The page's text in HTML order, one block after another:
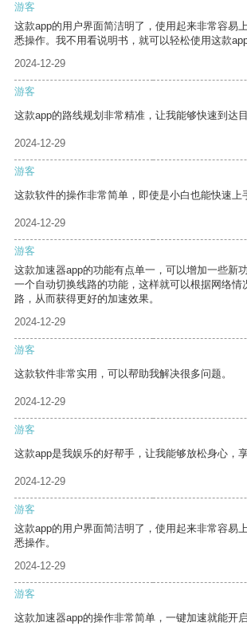
游客
这款app的用户界面简洁明了，使用起来非常容易
悉操作。我不用看说明书，就可以轻松使用这款app
2024-12-29
游客
这款app的路线规划非常精准，让我能够快速到达目
2024-12-29
游客
这款软件的操作非常简单，即使是小白也能快速上
2024-12-29
游客
这款加速器app的功能有点单一，可以增加一些新
一个自动切换线路的功能，这样就可以根据网络情
路，从而获得更好的加速效果。
2024-12-29
游客
这款软件非常实用，可以帮助我解决很多问题。
2024-12-29
游客
这款app是我娱乐的好帮手，让我能够放松身心，
2024-12-29
游客
这款app的用户界面简洁明了，使用起来非常容易
悉操作。
2024-12-29
游客
这款加速器app的操作非常简单，一键加速就能开